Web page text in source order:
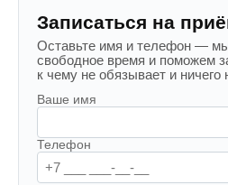
Записаться на
Оставьте имя и телефон —
свободное время и поможем
к чему не обязывает и ничего
Ваше имя
Телефон